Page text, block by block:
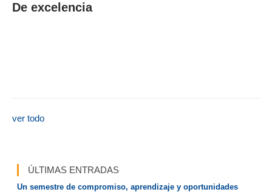
De excelencia
ver todo
ÚLTIMAS ENTRADAS
Un semestre de compromiso, aprendizaje y oportunidades